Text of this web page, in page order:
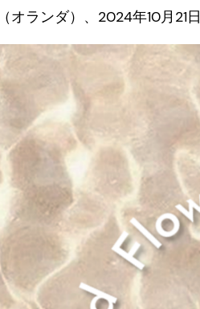
ランダ）、2024年10月21日